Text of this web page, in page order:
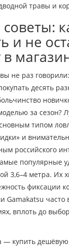
травы и
и не
в
не раз
десять
за сезон?
типом
и
российского
популярные
3,6–4 метра. Их
фиксации
Gamakatsu
вплоть до
купить дешёвую